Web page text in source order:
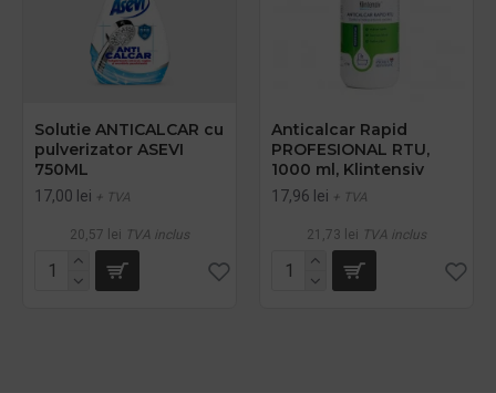
Solutie ANTICALCAR cu
pulverizator ASEVI
750ML
17,00 lei + TVA
20,57 lei TVA inclus
Anticalcar Rapid
PROFESIONAL RTU,
1000 ml, Klintensiv
17,96 lei + TVA
21,73 lei TVA inclus